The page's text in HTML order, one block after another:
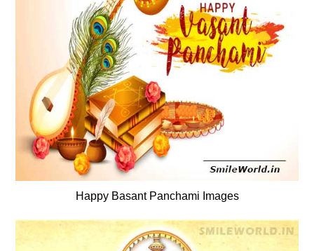
Happy Basant Panchami Images